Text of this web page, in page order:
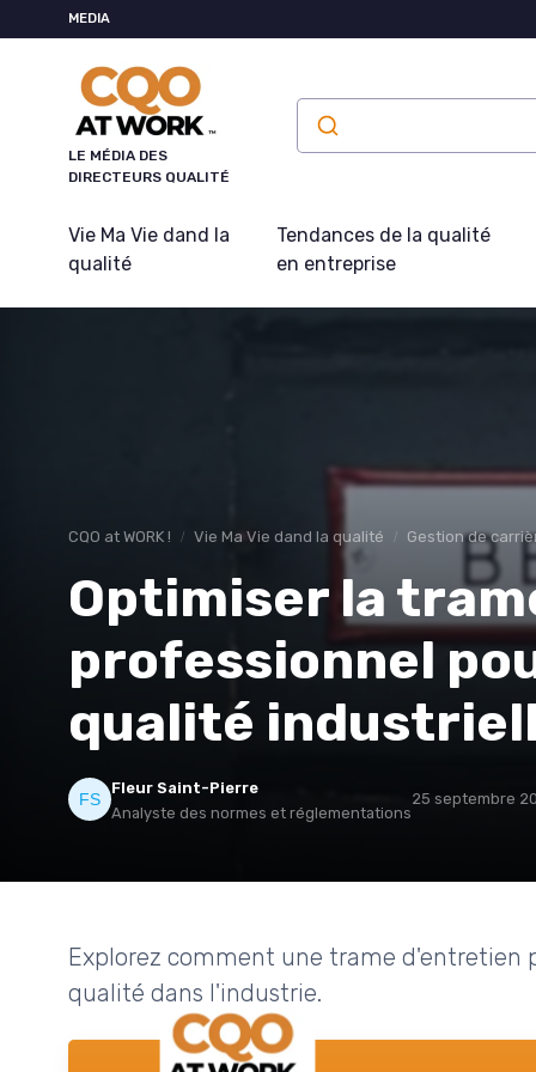
MEDIA
LE MÉDIA DES
DIRECTEURS QUALITÉ
Vie Ma Vie dand la
qualité
Tendances de la qualité
en entreprise
CQO at WORK ! Vie Ma Vie dand la qualité Gestion de
Optimiser la
professionnel
qualité
Fleur Saint-Pierre
Analyste des normes et réglementations
25 septembre
Explorez comment une trame d'entretien
qualité dans l'industrie.
Panneau de gestion des cookies